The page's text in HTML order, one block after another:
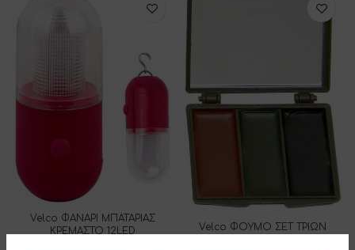
Velco ΦΑΝΑΡΙ ΜΠΑΤΑΡΙΑΣ
ΚΡΕΜΑΣΤΟ 12LED
Velco ΦΟΥΜΟ ΣΕΤ ΤΡΙΩΝ